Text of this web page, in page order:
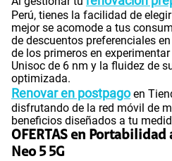
Perú, tienes la facilidad de
mejor se acomode a tus
de descuentos preferenciales
de los primeros en
Unisoc de 6 nm y la fluidez de
optimizada.
Renovar en postpagoen
disfrutando de la red móvil de
beneficios diseñados a tu
OFERTAS en Portabilidad
Neo 5 5G